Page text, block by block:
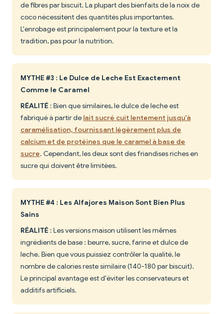
de fibres par biscuit. La plupart des bienfaits de la noix de
coco nécessitent des quantités plus importantes.
L'enrobage est principalement pour la texture et la
tradition, pas pour la nutrition.
MYTHE #3 : Le Dulce de Leche Est Exactement
Comme le Caramel
RÉALITÉ : Bien que similaires, le dulce de leche est
fabriqué à partir de lait sucré cuit lentement jusqu'à
caramélisation, fournissant légèrement plus de
calcium et de protéines que le caramel à base de
sucre. Cependant, les deux sont des friandises riches en
sucre qui doivent être limitées.
MYTHE #4 : Les Alfajores Maison Sont Bien Plus
Sains
RÉALITÉ : Les versions maison utilisent les mêmes
ingrédients de base : beurre, sucre, farine et dulce de
leche. Bien que vous puissiez contrôler la qualité, le
nombre de calories reste similaire (140-180 par biscuit).
Le principal avantage est d'éviter les conservateurs et
additifs artificiels.